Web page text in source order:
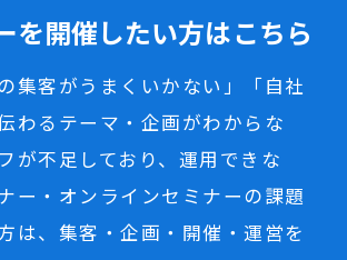
を開催したい方はこちら
集客がうまくいかない」「自社
わるテーマ・企画がわからな
が不足しており、運用できな
ー・オンラインセミナーの課題
は、集客・企画・開催・運営を